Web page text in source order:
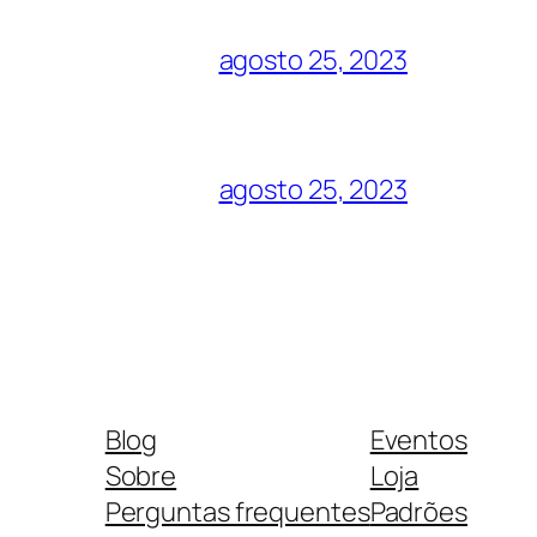
agosto 25, 2023
agosto 25, 2023
Blog
Sobre
Perguntas frequentes
Eventos
Loja
Padrões